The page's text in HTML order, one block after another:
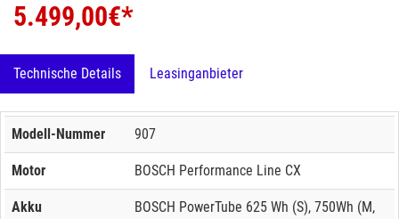
5.499,00€*
Technische Details Leasinganbieter
Modell-Nummer 907
Motor BOSCH Performance Line CX
Akku
BOSCH PowerTube 625 Wh (S), 750Wh (M,